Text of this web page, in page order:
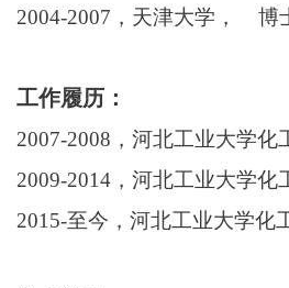
2004-2007 ，天津大学， 博
工作履历：
2007-2008 ，河北工业大学化
2009-2014 ，河北工业大学化
2015-至今，河北工业大学化